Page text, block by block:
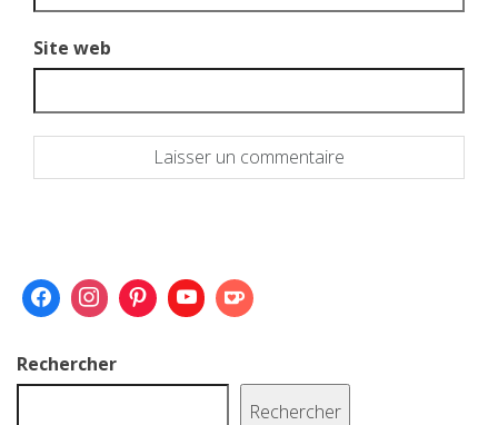
Site web
Rechercher
Rechercher